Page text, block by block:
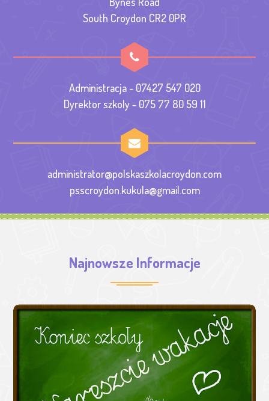
South Croydon CR2 0PR
Administracja - 07427 547 020
Dyrektor szkoly - 075 77 80 59 11
administrator@polskaszkolacroydon.com
psscroydon.kukula@gmail.com
Najnowsze Informacje